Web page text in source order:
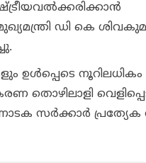
ഡി കെ
ഉള്‍പ്പെടെ
തൊഴിലാളി
സര്‍ക്കാര്‍